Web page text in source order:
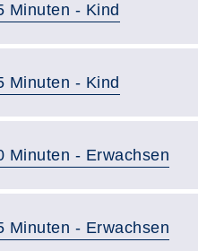
Minuten - Kind
Minuten - Kind
Minuten - Erwachsen
Minuten - Erwachsen